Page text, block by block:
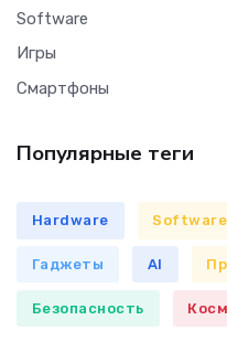
Software
Игры
Смартфоны
Популярные теги
Hardware Software
Гаджеты AI
Безопасность